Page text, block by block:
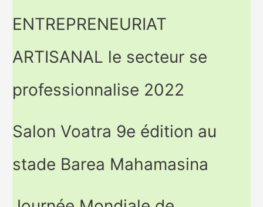
ENTREPRENEURIAT
ARTISANAL le secteur se
professionnalise 2022
Salon Voatra 9e édition au
stade Barea Mahamasina